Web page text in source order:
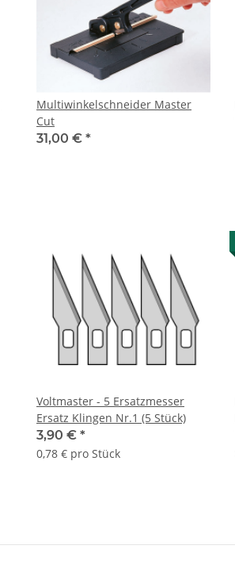
Multiwinkelschneider Master
Cut
31,00 € *
Voltmaster - 5 Ersatzmesser
Ersatz Klingen Nr.1 (5 Stück)
3,90 € *
0,78 € pro Stück